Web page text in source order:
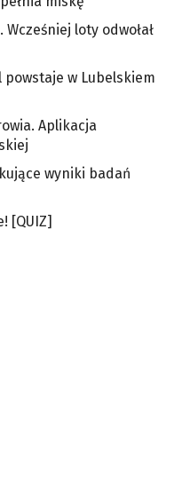
loty odwołał
powstaje w Lubelskiem
Aplikacja
wyniki badań
[QUIZ]